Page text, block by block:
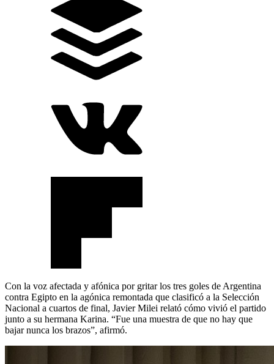
Con la voz afectada y afónica por gritar los tres goles de Argentina
contra Egipto en la agónica remontada que clasificó a la Selección
Nacional a cuartos de final, Javier Milei relató cómo vivió el partido
junto a su hermana Karina. “Fue una muestra de que no hay que
bajar nunca los brazos”, afirmó.